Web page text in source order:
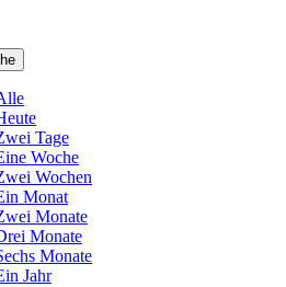
Tage
Woche
Wochen
Monat
Monate
Monate
Monate
Jahr